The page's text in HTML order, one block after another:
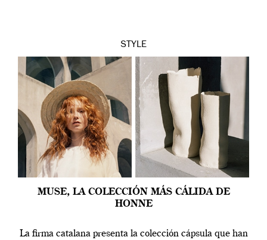
STYLE
MUSE, LA COLECCIÓN MÁS CÁLIDA DE
HONNE
La firma catalana presenta la colección cápsula que han